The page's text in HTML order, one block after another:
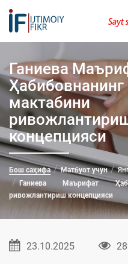
Sayt
Ганиева
мактабини
концепцияси
Бош саҳифа Матбуот учун
Ганиева Маърифат
ривожлантириш концепцияси
23.10.2025